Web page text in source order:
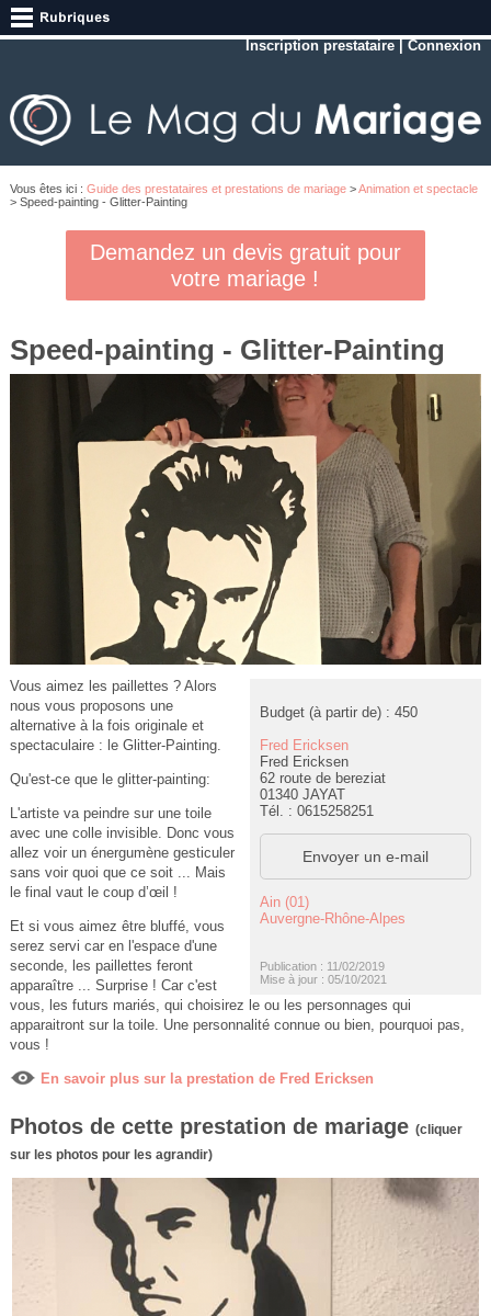
Inscription prestataire |Connexion
Vous êtes ici : Guide des prestataires et prestations de mariage>Animation et spectacle
> Speed-painting - Glitter-Painting
Demandez un devis gratuit pour
votre mariage !
Speed-painting - Glitter-Painting
Budget (à partir de) : 450
Fred Ericksen
Fred Ericksen
62 route de bereziat
01340 JAYAT
Tél. : 0615258251
Envoyer un e-mail
Ain (01)
Auvergne-Rhône-Alpes
Publication : 11/02/2019
Mise à jour : 05/10/2021
Vous aimez les paillettes ? Alors
nous vous proposons une
alternative à la fois originale et
spectaculaire : le Glitter-Painting.
Qu'est-ce que le glitter-painting:
L'artiste va peindre sur une toile
avec une colle invisible. Donc vous
allez voir un énergumène gesticuler
sans voir quoi que ce soit ... Mais
le final vaut le coup d’œil !
Et si vous aimez être bluffé, vous
serez servi car en l'espace d'une
seconde, les paillettes feront
apparaître ... Surprise ! Car c'est
vous, les futurs mariés, qui choisirez le ou les personnages qui
apparaitront sur la toile. Une personnalité connue ou bien, pourquoi pas,
vous !
En savoir plus sur la prestation de Fred Ericksen
Photos de cette prestation de mariage (cliquer
sur les photos pour les agrandir)